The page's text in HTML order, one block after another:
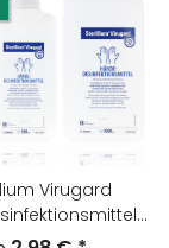
Virugard
-
wählbar-